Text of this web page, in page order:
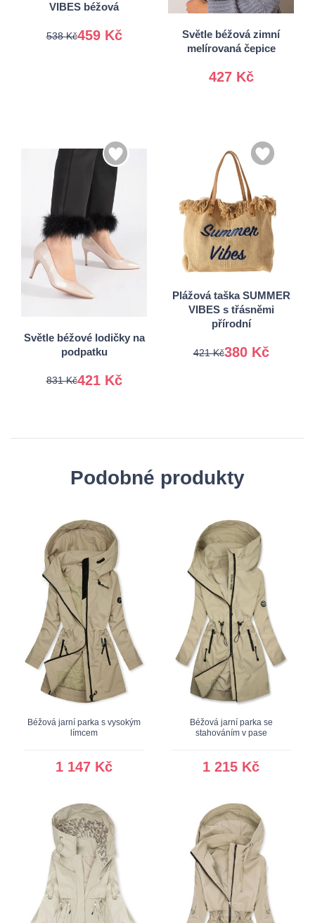
VIBES béžová
459 Kč
538 Kč
Světle béžová zimní
melírovaná čepice
427 Kč
Univerzální
Světle béžové lodičky na
podpatku
421 Kč
831 Kč
Plážová taška SUMMER
VIBES s třásněmi
přírodní
380 Kč
421 Kč
Univerzální
Podobné produkty
Béžová jarní parka s vysokým
límcem
1 147 Kč
Béžová jarní parka se
stahováním v pase
1 215 Kč